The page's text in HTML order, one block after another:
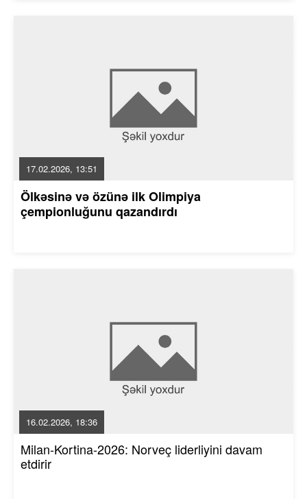
17.02.2026, 13:51
Ölkəsinə və özünə ilk Olimpiya
çempionluğunu qazandırdı
16.02.2026, 18:36
Milan-Kortina-2026: Norveç liderliyini davam
etdirir